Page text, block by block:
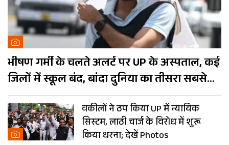
भीषण गर्मी के चलते अलर्ट पर UP के अस्पताल, कई
जिलों में स्कूल बंद, बांदा दुनिया का तीसरा सबसे
गर्म शहर
वकीलों ने ठप किया UP में न्यायिक
सिस्टम, लाठी चार्ज के विरोध में शुरू
किया धरना; देखें Photos